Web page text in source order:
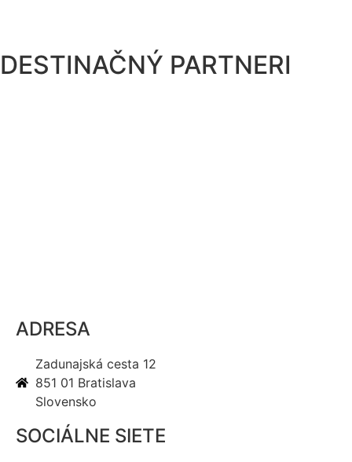
DESTINAČNÝ PARTNERI
ADRESA
Zadunajská cesta 12
851 01 Bratislava
Slovensko
SOCIÁLNE SIETE